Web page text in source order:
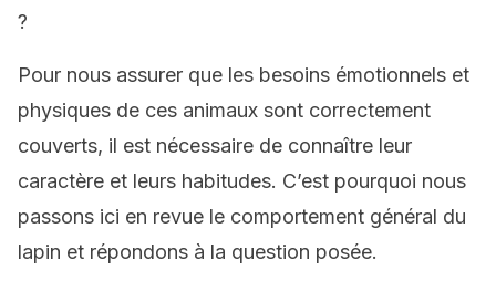
?
Pour nous assurer que les besoins émotionnels et
physiques de ces animaux sont correctement
couverts, il est nécessaire de connaître leur
caractère et leurs habitudes. C’est pourquoi nous
passons ici en revue le comportement général du
lapin et répondons à la question posée.